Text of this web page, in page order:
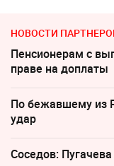
НОВОСТИ
Пенсионерам с
праве на доплаты
По бежавшему из
удар
Соседов: